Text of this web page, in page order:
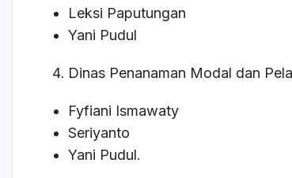
Leksi Paputungan
Yani Pudul
Dinas Penanaman Modal dan
Fyfiani Ismawaty
Seriyanto
Yani Pudul.